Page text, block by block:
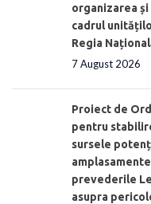
organizarea
cadrul
Regia
7 August 2026
Proiect de
pentru
sursele
prevederile
asupra